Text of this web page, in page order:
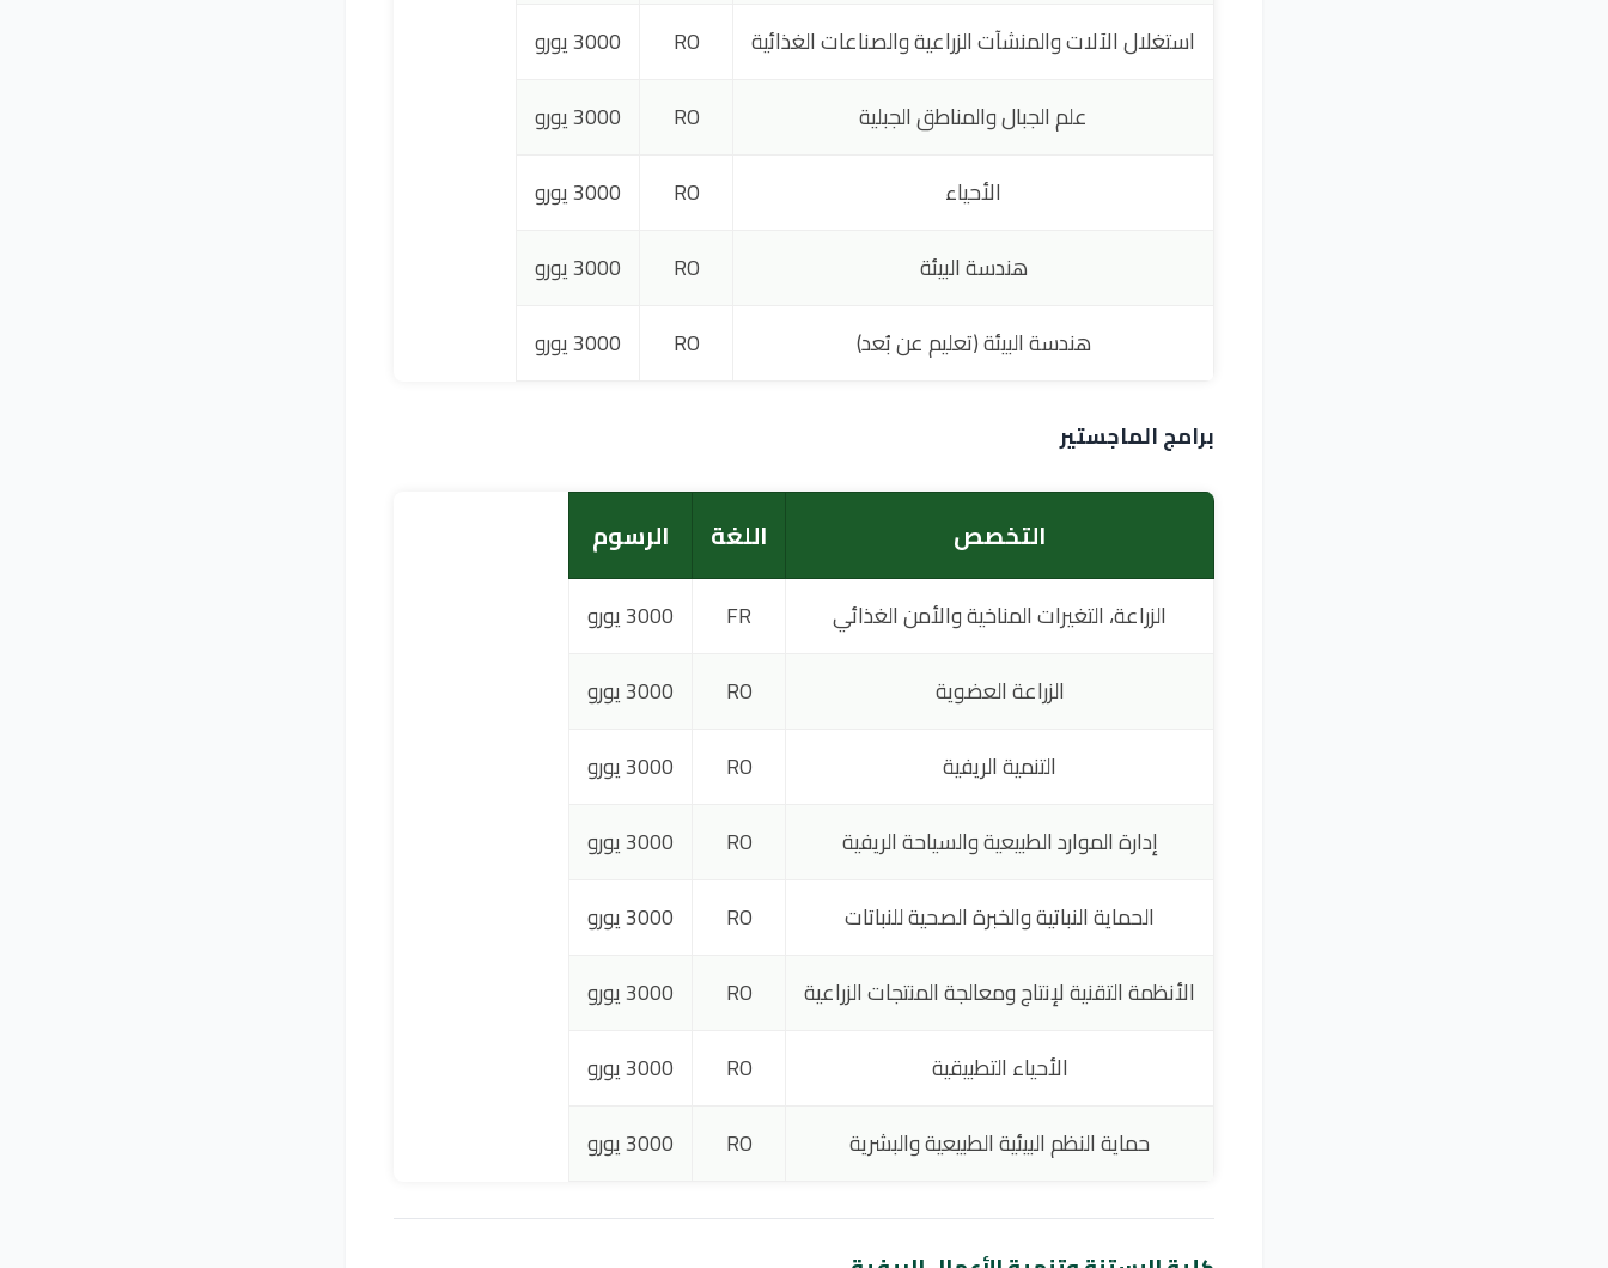
استغلال الآلات والمنشآت الزراعية والصناعات الغذائية
RO
3000 يورو
علم الجبال والمناطق الجبلية
RO
3000 يورو
الأحياء
RO
3000 يورو
هندسة البيئة
RO
3000 يورو
هندسة البيئة (تعليم عن بُعد)
RO 3000 يورو
برامج الماجستير
التخصص اللغة الرسوم
الزراعة، التغيرات المناخية والأمن الغذائي FR
3000 يورو
الزراعة العضوية
RO
3000 يورو
التنمية الريفية
RO
3000 يورو
إدارة الموارد الطبيعية والسياحة الريفية
RO
3000 يورو
الحماية النباتية والخبرة الصحية للنباتات
RO
3000 يورو
الأنظمة التقنية لإنتاج ومعالجة المنتجات الزراعية
RO
3000 يورو
الأحياء التطبيقية
RO
3000 يورو
حماية النظم البيئية الطبيعية والبشرية
RO 3000 يورو